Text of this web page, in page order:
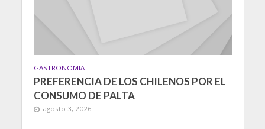
GASTRONOMIA
PREFERENCIA DE LOS CHILENOS POR EL
CONSUMO DE PALTA
agosto 3, 2026